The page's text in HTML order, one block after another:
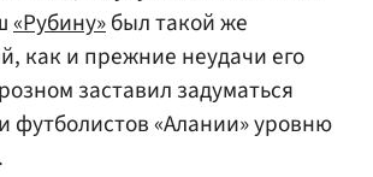
«Рубину»был такой же
как и прежние неудачи его
заставил задуматься
футболистов «Алании» уровню